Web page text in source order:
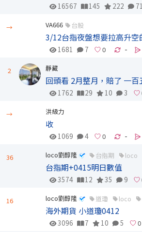
16567 145 222 71
→ VA666 台股
3/12台指夜盤想要拉高升空
1681 7 -
2 靜藏
回頭看 2月整月，賠了 一百
1762 29 10 3
→ 洪級力
收
1069 4 -
36 loco劉醇隆 台指期 loco
台指期+0415明日數值
3574 12 35 9
16 loco劉醇隆 道瓊 loco
海外期貨 小道瓊0412
3096 7 10 5